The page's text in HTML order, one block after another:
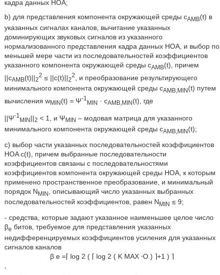
кадра данных HOA;
b) для представления компонента окружающей среды cAMB(t) в
указанных сигналах каналов, вычитание указанных
доминирующих звуковых сигналов из указанного
нормализованного представления кадра данных HOA, и выбор по
меньшей мере части из последовательностей коэффициентов
указанного компонента окружающей среды cAMB(t), причем
||cAMB(t)||2
2 ≤ ||c(t)||2
2
, и преобразование результирующего
минимального компонента окружающей среды cAMB,MIN(t) путем
вычисления wMIN (t) = Ψ-1
MIN · cAMB,MIN (t), где
||Ψ-1
MIN ||2 < 1, и Ψ MIN – модовая матрица для указанного
минимального компонента окружающей среды cAMB,MIN(t);
c) выбор части указанных последовательностей коэффициентов
HOA c(t), причем выбранные последовательности
коэффициентов связаны с последовательностями
коэффициентов компонента окружающей среды HOA, к которым
применено пространственное преобразование, и минимальный
порядок NMIN
, описывающий число указанных выбранных
последовательностей коэффициентов, равен N MIN ≤ 9;
- средства, которые задают указанное наименьшее целое число
βe битов, требуемое для представления указанных
недифференцируемых коэффициентов усиления для указанных
сигналов каналов
β e =⌈ log 2 ( ⌈ log 2 ( K MAX ⋅O ) ⌉+1 ) ⌉